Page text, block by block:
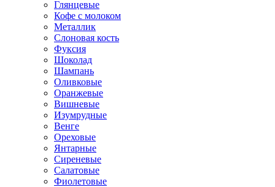
Глянцевые
Кофе с молоком
Металлик
Слоновая кость
Фуксия
Шоколад
Шампань
Оливковые
Оранжевые
Вишневые
Изумрудные
Венге
Ореховые
Янтарные
Сиреневые
Салатовые
Фиолетовые